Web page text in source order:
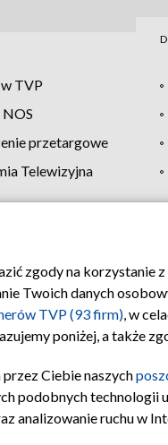
TVP
NOS
przetargowe
Telewizyjna
Polityka
zgody na korzystanie
Twoich danych
TVP (93 firm), w
poniżej, a także
Ciebie naszych
podobnych technologii
analizowanie ruchu w